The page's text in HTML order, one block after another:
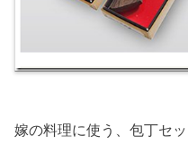
嫁の料理に使う、包丁セ